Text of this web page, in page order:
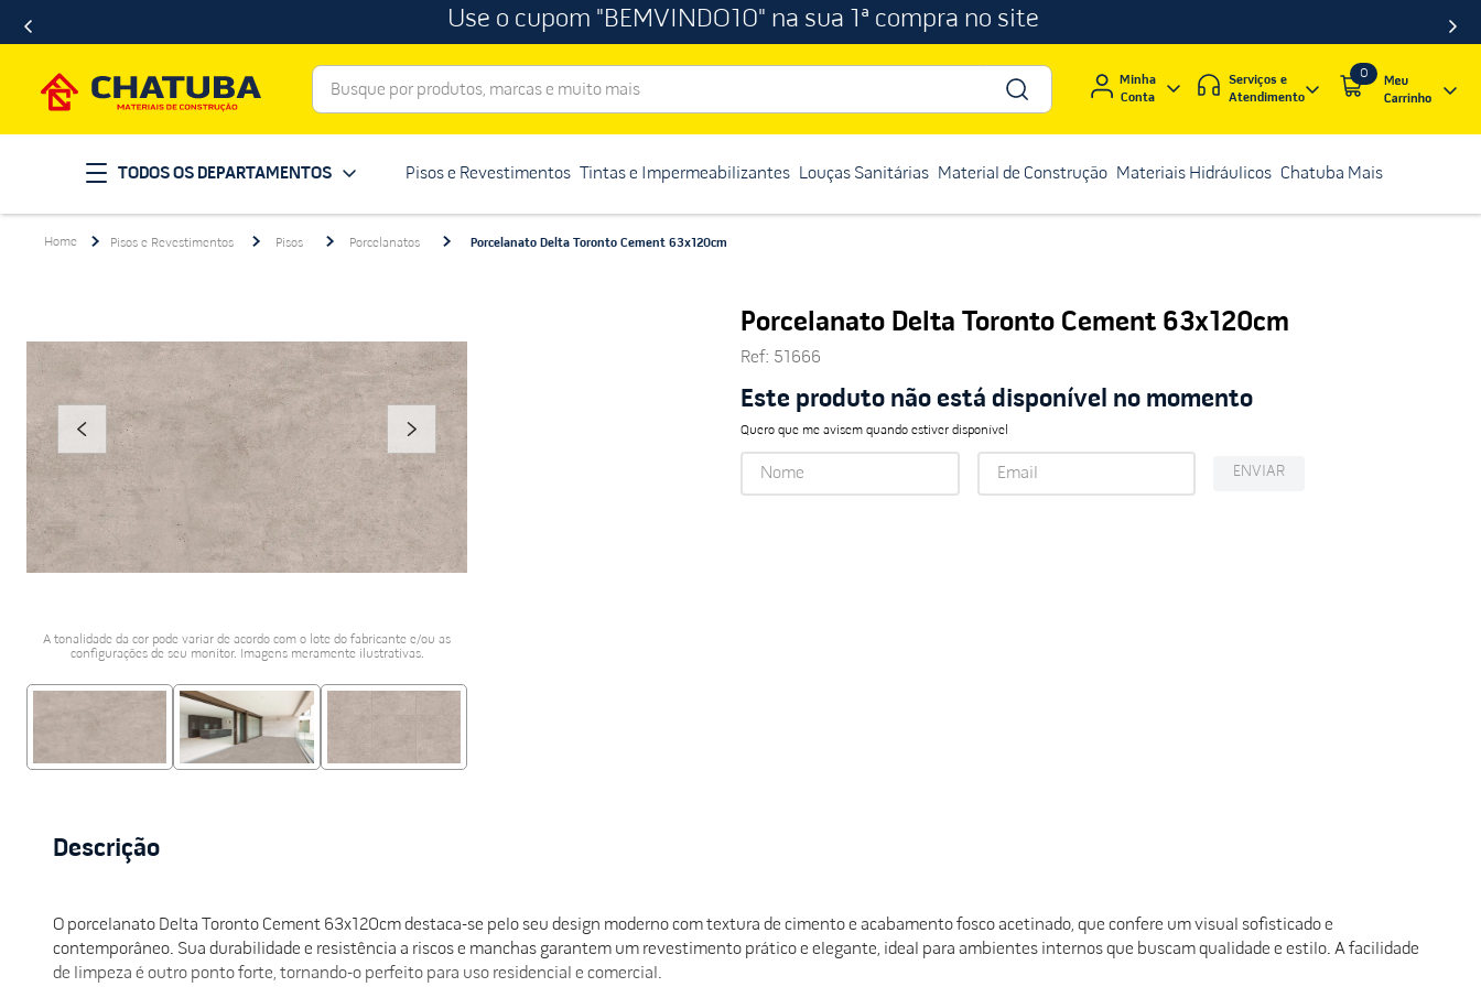
Use o cupom "BEMVINDO10" na sua 1ª compra no site
Busque por produtos, marcas e muito mais
Minha
Conta
Serviços e
Atendimento
0
TODOS OS DEPARTAMENTOS Pisos e Revestimentos Tintas e Impermeabilizantes Louças Sanitárias Material de Construção Materiais Hidráulicos Chatuba Mais
Pisos e Revestimentos Pisos Porcelanatos Porcelanato Delta Toronto Cement 63x120cm
A tonalidade da cor pode variar de acordo com o lote do fabricante e/ou as
configurações de seu monitor. Imagens meramente ilustrativas.
Porcelanato Delta Toronto Cement 63x120cm
Ref: 51666
Este produto não está disponível no momento
Quero que me avisem quando estiver disponível
ENVIAR
Descrição
O porcelanato Delta Toronto Cement 63x120cm destaca-se pelo seu design moderno com textura de cimento e acabamento fosco acetinado, que confere um visual sofisticado e
contemporâneo. Sua durabilidade e resistência a riscos e manchas garantem um revestimento prático e elegante, ideal para ambientes internos que buscam qualidade e estilo. A facilidade
de limpeza é outro ponto forte, tornando-o perfeito para uso residencial e comercial.
1º porcelanato
2º telha
º massa corrida
chuveiro
vaso sanitário
º telhas
10 porcelanato acetinado